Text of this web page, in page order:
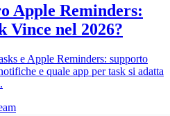
Apple Reminders:
Vince nel 2026?
e Apple Reminders: supporto
e quale app per task si adatta